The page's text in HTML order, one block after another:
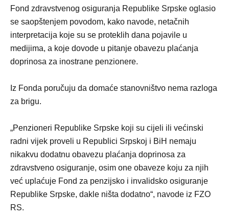
Fond zdravstvenog osiguranja Republike Srpske oglasio
se saopštenjem povodom, kako navode, netačnih
interpretacija koje su se proteklih dana pojavile u
medijima, a koje dovode u pitanje obavezu plaćanja
doprinosa za inostrane penzionere.
Iz Fonda poručuju da domaće stanovništvo nema razloga
za brigu.
„Penzioneri Republike Srpske koji su cijeli ili većinski
radni vijek proveli u Republici Srpskoj i BiH nemaju
nikakvu dodatnu obavezu plaćanja doprinosa za
zdravstveno osiguranje, osim one obaveze koju za njih
već uplaćuje Fond za penzijsko i invalidsko osiguranje
Republike Srpske, dakle ništa dodatno“, navode iz FZO
RS.